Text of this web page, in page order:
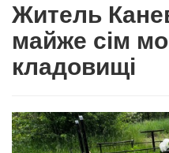
Житель
майже сім
кладовищі